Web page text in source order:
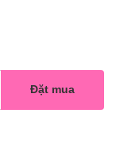
Đặt mua